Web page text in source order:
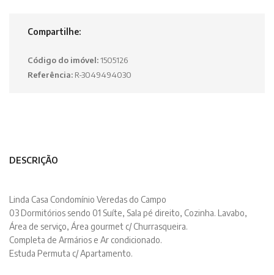
Compartilhe:
Código do imóvel:1505126
Referência: R-3049494030
DESCRIÇÃO
Linda Casa Condomínio Veredas do Campo
03 Dormitórios sendo 01 Suíte, Sala pé direito, Cozinha. Lavabo,
Área de serviço, Área gourmet c/ Churrasqueira.
Completa de Armários e Ar condicionado.
Estuda Permuta c/ Apartamento.